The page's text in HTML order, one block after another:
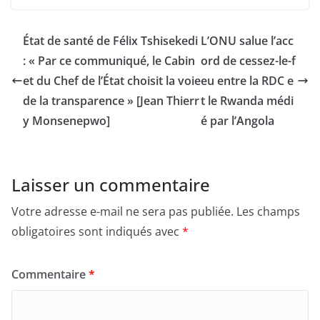
État de santé de Félix Tshisekedi
: « Par ce communiqué, le Cabin
et du Chef de l’État choisit la voie
de la transparence » [Jean Thierr
y Monsenepwo]
L’ONU salue l’acc
ord de cessez-le-f
eu entre la RDC e
t le Rwanda médi
é par l’Angola
Laisser un commentaire
Votre adresse e-mail ne sera pas publiée. Les champs
obligatoires sont indiqués avec *
Commentaire*